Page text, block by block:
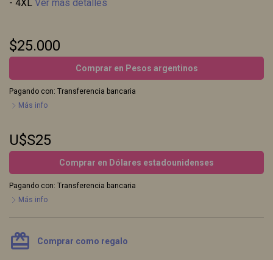
- 4XL Ver más detalles
$25.000
Comprar en Pesos argentinos
Pagando con: Transferencia bancaria
Más info
U$S25
Comprar en Dólares estadounidenses
Pagando con: Transferencia bancaria
Más info
card_giftcard Comprar como regalo